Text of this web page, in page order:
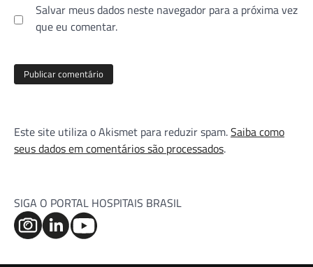
Salvar meus dados neste navegador para a próxima vez
que eu comentar.
Este site utiliza o Akismet para reduzir spam.Saiba como
seus dados em comentários são processados.
SIGA O PORTAL HOSPITAIS BRASIL